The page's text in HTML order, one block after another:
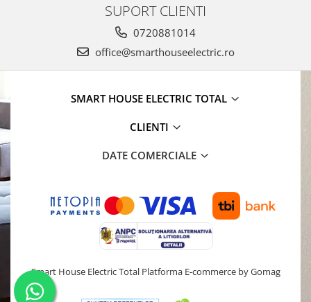
SUPORT CLIENTI
0720881014
office@smarthouseelectric.ro
SMART HOUSE ELECTRIC TOTAL
CLIENTI
DATE COMERCIALE
Smart House Electric Total Platforma E-commerce by Gomag